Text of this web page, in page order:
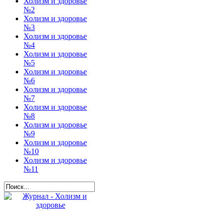
№2
Холизм и здоровье
№3
Холизм и здоровье
№4
Холизм и здоровье
№5
Холизм и здоровье
№6
Холизм и здоровье
№7
Холизм и здоровье
№8
Холизм и здоровье
№9
Холизм и здоровье
№10
Холизм и здоровье
№11